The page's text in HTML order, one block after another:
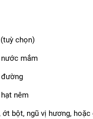
chọn)
mắm
nêm
bột, ngũ vị hương, hoặc